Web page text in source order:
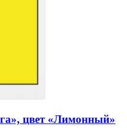
цвет «Лимонный»